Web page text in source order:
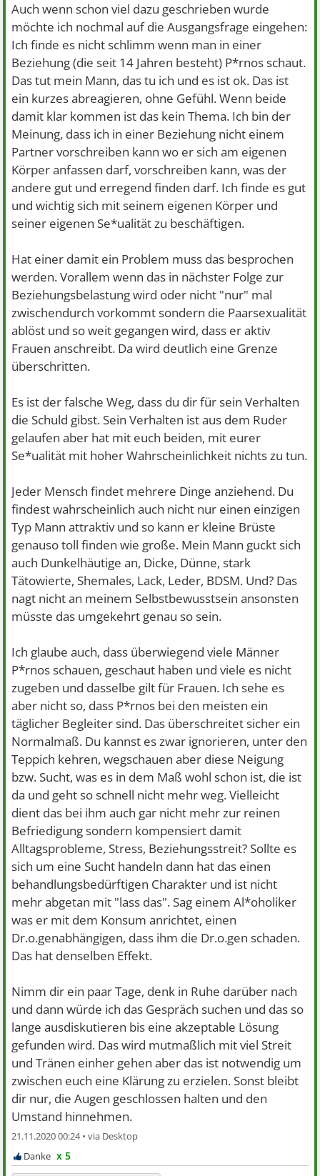
Auch wenn schon viel dazu geschrieben wurde
möchte ich nochmal auf die Ausgangsfrage eingehen:
Ich finde es nicht schlimm wenn man in einer
Beziehung (die seit 14 Jahren besteht) P*rnos schaut.
Das tut mein Mann, das tu ich und es ist ok. Das ist
ein kurzes abreagieren, ohne Gefühl. Wenn beide
damit klar kommen ist das kein Thema. Ich bin der
Meinung, dass ich in einer Beziehung nicht einem
Partner vorschreiben kann wo er sich am eigenen
Körper anfassen darf, vorschreiben kann, was der
andere gut und erregend finden darf. Ich finde es gut
und wichtig sich mit seinem eigenen Körper und
seiner eigenen Se*ualität zu beschäftigen.
Hat einer damit ein Problem muss das besprochen
werden. Vorallem wenn das in nächster Folge zur
Beziehungsbelastung wird oder nicht "nur" mal
zwischendurch vorkommt sondern die Paarsexualität
ablöst und so weit gegangen wird, dass er aktiv
Frauen anschreibt. Da wird deutlich eine Grenze
überschritten.
Es ist der falsche Weg, dass du dir für sein Verhalten
die Schuld gibst. Sein Verhalten ist aus dem Ruder
gelaufen aber hat mit euch beiden, mit eurer
Se*ualität mit hoher Wahrscheinlichkeit nichts zu tun.
Jeder Mensch findet mehrere Dinge anziehend. Du
findest wahrscheinlich auch nicht nur einen einzigen
Typ Mann attraktiv und so kann er kleine Brüste
genauso toll finden wie große. Mein Mann guckt sich
auch Dunkelhäutige an, Dicke, Dünne, stark
Tätowierte, Shemales, Lack, Leder, BDSM. Und? Das
nagt nicht an meinem Selbstbewusstsein ansonsten
müsste das umgekehrt genau so sein.
Ich glaube auch, dass überwiegend viele Männer
P*rnos schauen, geschaut haben und viele es nicht
zugeben und dasselbe gilt für Frauen. Ich sehe es
aber nicht so, dass P*rnos bei den meisten ein
täglicher Begleiter sind. Das überschreitet sicher ein
Normalmaß. Du kannst es zwar ignorieren, unter den
Teppich kehren, wegschauen aber diese Neigung
bzw. Sucht, was es in dem Maß wohl schon ist, die ist
da und geht so schnell nicht mehr weg. Vielleicht
dient das bei ihm auch gar nicht mehr zur reinen
Befriedigung sondern kompensiert damit
Alltagsprobleme, Stress, Beziehungsstreit? Sollte es
sich um eine Sucht handeln dann hat das einen
behandlungsbedürftigen Charakter und ist nicht
mehr abgetan mit "lass das". Sag einem Al*oholiker
was er mit dem Konsum anrichtet, einen
Dr.o.genabhängigen, dass ihm die Dr.o.gen schaden.
Das hat denselben Effekt.
Nimm dir ein paar Tage, denk in Ruhe darüber nach
und dann würde ich das Gespräch suchen und das so
lange ausdiskutieren bis eine akzeptable Lösung
gefunden wird. Das wird mutmaßlich mit viel Streit
und Tränen einher gehen aber das ist notwendig um
zwischen euch eine Klärung zu erzielen. Sonst bleibt
dir nur, die Augen geschlossen halten und den
Umstand hinnehmen.
21.11.2020 00:24 •
x 5